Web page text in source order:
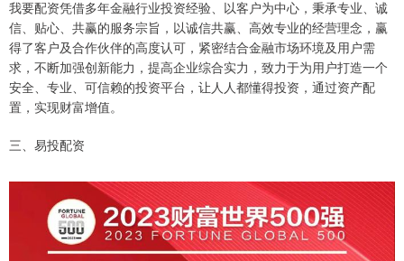
我要配资凭借多年金融行业投资经验、以客户为中心，秉承专业、诚
信、贴心、共赢的服务宗旨，以诚信共赢、高效专业的经营理念，赢
得了客户及合作伙伴的高度认可，紧密结合金融市场环境及用户需
求，不断加强创新能力，提高企业综合实力，致力于为用户打造一个
安全、专业、可信赖的投资平台，让人人都懂得投资，通过资产配
置，实现财富增值。
三、易投配资